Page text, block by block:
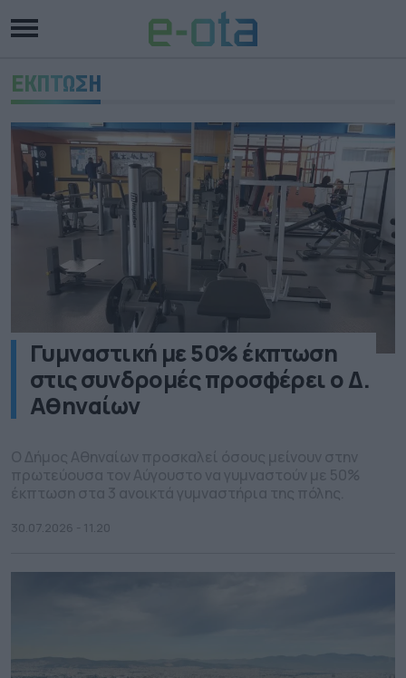
ΕΚΠΤΩΣΗ
Γυμναστική με 50% έκπτωση
στις συνδρομές προσφέρει ο Δ.
Αθηναίων
30.07.2026 - 11.20